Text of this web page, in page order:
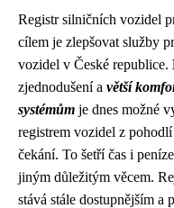
Registr silničních vozidel
cílem je zlepšovat služby
vozidel v České republice.
zjednodušení a větší
systémům je dnes možné
registrem vozidel z
čekání. To šetří čas i
jiným důležitým věcem.
stává stále dostupnějším a